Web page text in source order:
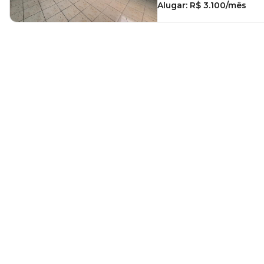
Alugar: R$ 3.100/mês